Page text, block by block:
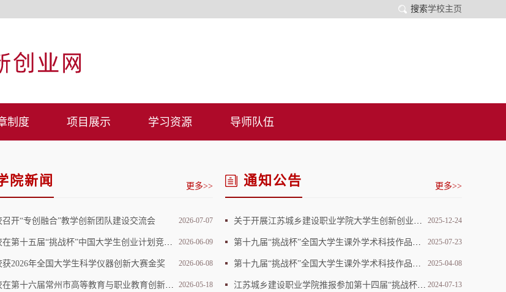
搜索学校主页
制度 项目展示 学习资源 导师队伍
院新闻 更多>>
2026-07-07
召开“专创融合”教学创新团队建设交流会
2026-06-09
十五届“挑战杯”中国大学生创业计划竞赛江苏省选拔赛中荣获佳绩
2026-06-08
获2026年全国大学生科学仪器创新大赛金奖
2026-05-18
第十六届常州市高等教育与职业教育创新创业大赛中喜获佳绩
通知公告 更多>>
2025-12-24
关于开展江苏城乡建设职业学院大学生创新创业大赛重点项目遴选的通知
2025-07-23
第十九届“挑战杯”全国大学生课外学术科技作品竞赛“人工智能+”专项赛拟推报作品公示
2025-04-08
第十九届“挑战杯”全国大学生课外学术科技作品竞赛江苏省选拔赛主体赛拟推报作品公示
2024-07-13
江苏城乡建设职业学院推报参加第十四届“挑战杯”中国大学生创业计划竞赛主体赛国赛项目公示